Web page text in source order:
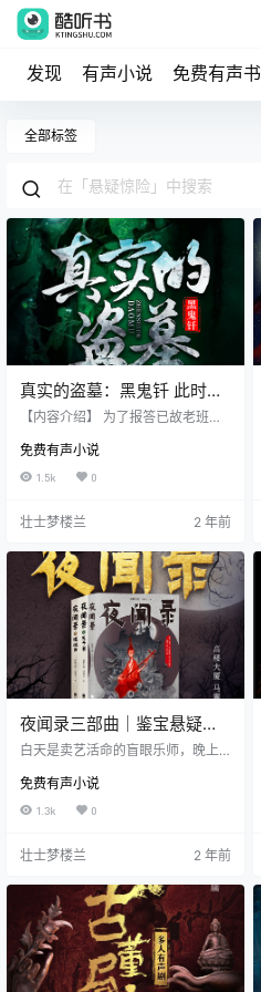
发现 有声小说 免费有声书
全部标签
真实的盗墓：黑鬼钎 此时有
声多人小说剧完结
【内容介绍】 为了报答已故老班长
医药费，刚从战场回来的胡雨田，
带着他的黑鬼钎和出生入死的兄
一线，勇闯神秘契丹古墓，终于觅
惧，只有贪婪之时，故事才刚刚开
始…… 【作者介绍】 黑山马贼，新
晋华语悬疑探险作家，首届全球华
语幻想小说大赛优秀作品获奖者。
著有《真实的盗墓》《老兵不死》
等作品。…
免费有声小说
1.5k 0
壮士梦楼兰 2 年前
夜闻录三部曲｜鉴宝悬疑小
说｜骆驼演播完结
白天是卖艺活命的盲眼乐师，晚上
过，但从未见过。 它叫夜市，又叫
黑市。它既无人组织，亦无人管
理，只在三更半夜开张，等到鸡鸣
目混珠，大多来路不正，上到传国
劣的上古神器，也有金玉其外的现
代仿品。这给了人们无数“拣漏”的机
会，有人打了眼，也有人发了财。
在这里，宝贝不问来路，英雄不问
出处。这里是三教九流汇聚的地下
世…
免费有声小说
1.3k 0
壮士梦楼兰 2 年前